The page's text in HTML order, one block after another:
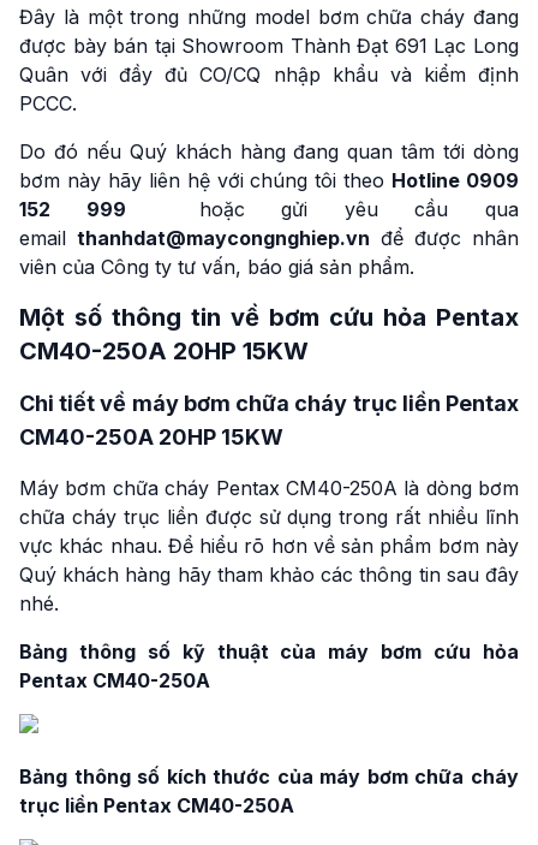
Đây là một trong những model bơm chữa cháy đang
được bày bán tại Showroom Thành Đạt 691 Lạc Long
Quân với đầy đủ CO/CQ nhập khẩu và kiểm định
PCCC.
Do đó nếu Quý khách hàng đang quan tâm tới dòng
bơm này hãy liên hệ với chúng tôi theo Hotline 0909
152 999 hoặc gửi yêu cầu qua
email thanhdat@maycongnghiep.vn để được nhân
viên của Công ty tư vấn, báo giá sản phẩm.
Một số thông tin về bơm cứu hỏa Pentax
CM40-250A 20HP 15KW
Chi tiết về máy bơm chữa cháy trục liền Pentax
CM40-250A 20HP 15KW
Máy bơm chữa cháy Pentax CM40-250A là dòng bơm
chữa cháy trục liền được sử dụng trong rất nhiều lĩnh
vực khác nhau. Để hiểu rõ hơn về sản phẩm bơm này
Quý khách hàng hãy tham khảo các thông tin sau đây
nhé.
Bảng thông số kỹ thuật của máy bơm cứu hỏa
Pentax CM40-250A
Bảng thông số kích thước của máy bơm chữa cháy
trục liền Pentax CM40-250A